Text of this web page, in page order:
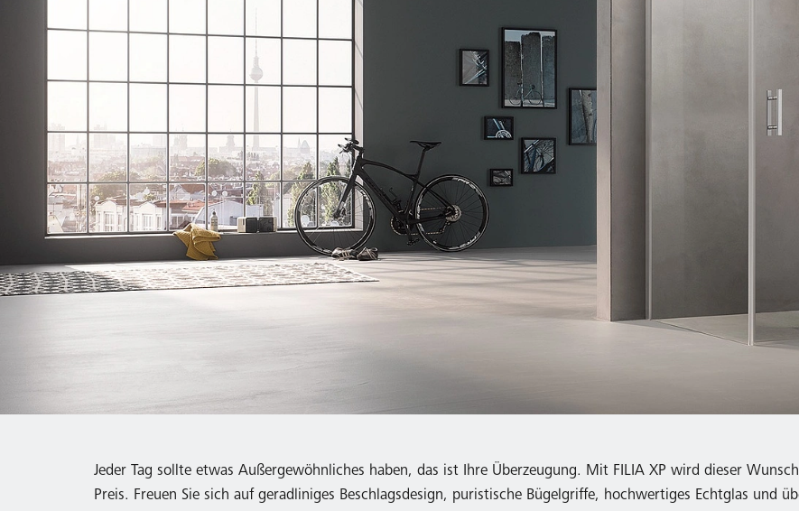
Jeder Tag sollte etwas Außergewöhnliches haben, das ist Ihre Überzeugung. Mit FILIA XP wird dieser
Preis. Freuen Sie sich auf geradliniges Beschlagsdesign, puristische Bügelgriffe, hochwertiges Echtglas und